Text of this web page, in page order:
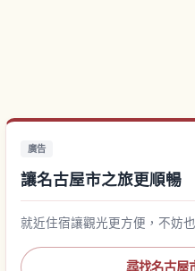
廣告
讓名古屋市之旅更順暢
就近住宿讓觀光更方便，不妨
尋找名古屋